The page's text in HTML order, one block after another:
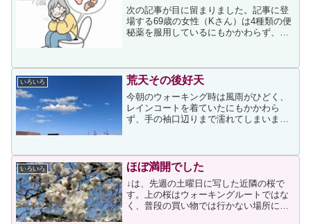
次の記事が目に留まりました。記事に登
場する69歳の女性（Kさん）は4種類の便
秘薬を服用しているにもかかわらず、排
クリニックの医師は、処方された便秘薬
を確認して次のように...
いろいろ 荒天その後好天
今朝のウォーキング時は風雨がひどく、
レインコートを着ていたにもかかわら
ず、手の袖口辺りまで濡れてしまいまし
に加えてレインコートとレインパンツに
よって蒸されて汗ビッショリ...
いろいろ ほぼ満開でした
↓は、先週の土曜日に写した近隣の桜で
す。上の桜はウォーキングルートではな
く、普段の買い物では行かない場所にあ